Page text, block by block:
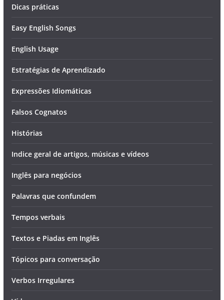
Dicas práticas
Easy English Songs
English Usage
Estratégias de Aprendizado
Expressões Idiomáticas
Falsos Cognatos
Histórias
Indice geral de artigos, músicas e vídeos
Inglês para negócios
Palavras que confundem
Tempos verbais
Textos e Piadas em Inglês
Tópicos para conversação
Verbos Irregulares